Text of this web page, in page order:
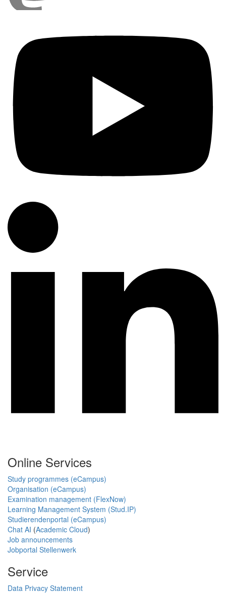
Online Services
Study programmes (eCampus)
Organisation (eCampus)
Examination management (FlexNow)
Learning Management System (Stud.IP)
Studierendenportal (eCampus)
Chat AI (Academic Cloud)
Job announcements
Jobportal Stellenwerk
Service
Data Privacy Statement